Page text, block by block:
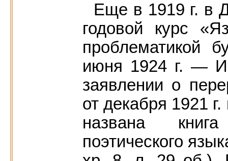
Еще в 1919 г. в
годовой курс
проблематикой
июня 1924 г. —
заявлении о
от декабря 1921
названа
поэтического